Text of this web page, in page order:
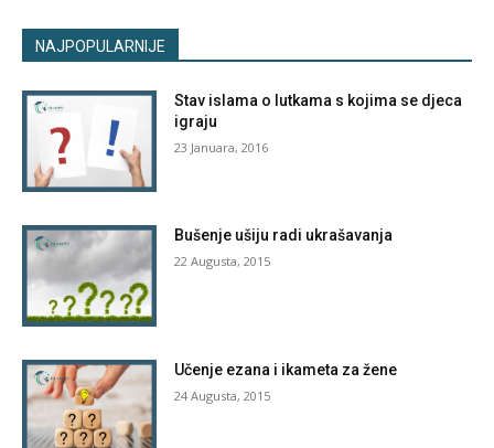
NAJPOPULARNIJE
Stav islama o lutkama s kojima se djeca
igraju
23 Januara, 2016
Bušenje ušiju radi ukrašavanja
22 Augusta, 2015
Učenje ezana i ikameta za žene
24 Augusta, 2015